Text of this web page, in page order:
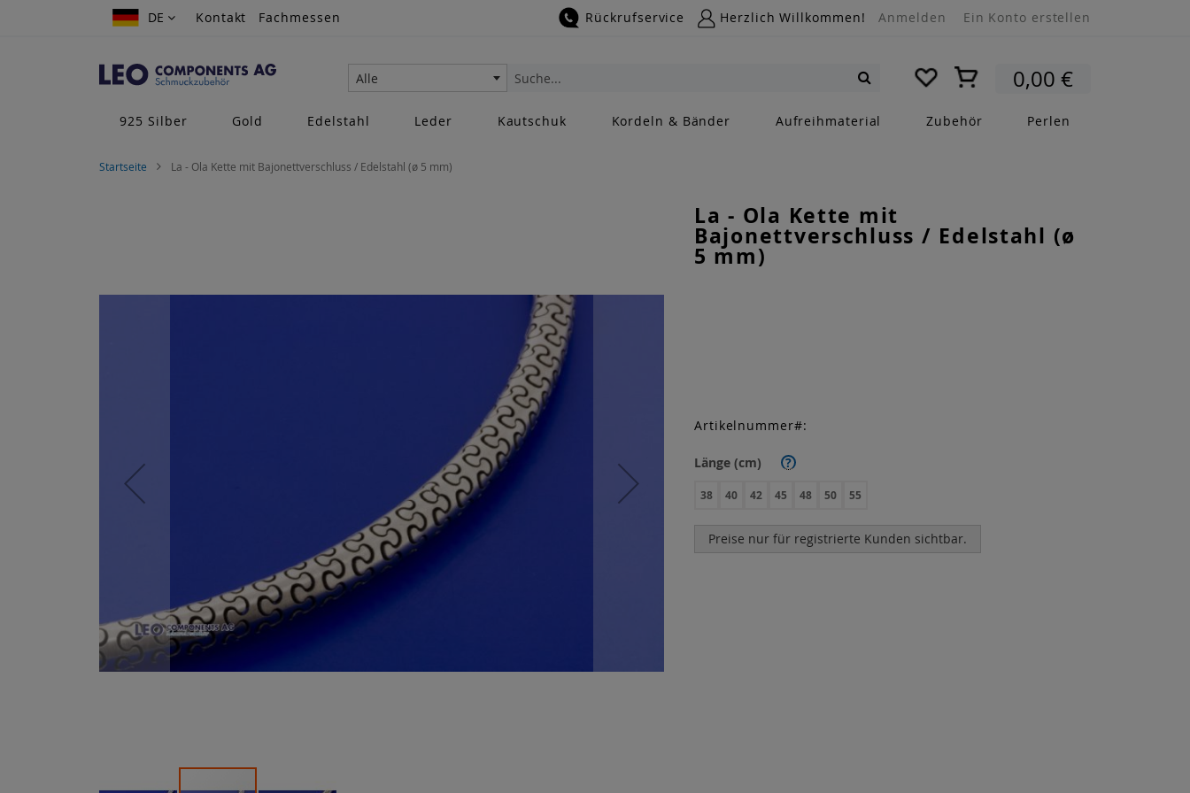
Zum
DE
DE Kontakt Fachmessen Rückrufservice Herzlich Willkommen! Anmelden Ein Konto erstellen
Mein Warenkorb
0,00 €
Alle
Suche
925 Silber
Gold Edelstahl Leder Kautschuk Kordeln & Bänder Aufreihmaterial Zubehör Perlen
Startseite La - Ola Kette mit Bajonettverschluss / Edelstahl (ø 5 mm)
La - Ola Kette mit
Bajonettverschluss / Edelstahl (ø
5 mm)
Länge (cm) ?
38 40 42 45 48 50 55
Preise nur für registrierte Kunden sichtbar.
Artikelnummer